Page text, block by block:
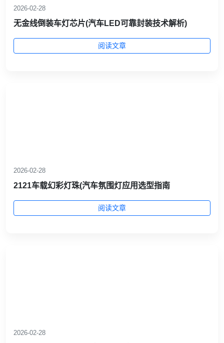
2026-02-28
无金线倒装车灯芯片(汽车LED可靠封装技术解析)
阅读文章
2026-02-28
2121车载幻彩灯珠(汽车氛围灯应用选型指南
阅读文章
2026-02-28